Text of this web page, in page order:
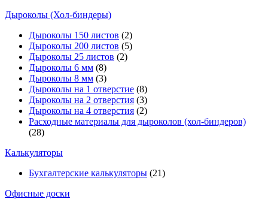
Дыроколы (Хол-биндеры)
Дыроколы 150 листов (2)
Дыроколы 200 листов (5)
Дыроколы 25 листов (2)
Дыроколы 6 мм (8)
Дыроколы 8 мм (3)
Дыроколы на 1 отверстие (8)
Дыроколы на 2 отверстия (3)
Дыроколы на 4 отверстия (2)
Расходные материалы для дыроколов (хол-биндеров)
(28)
Калькуляторы
Бухгалтерские калькуляторы (21)
Офисные доски